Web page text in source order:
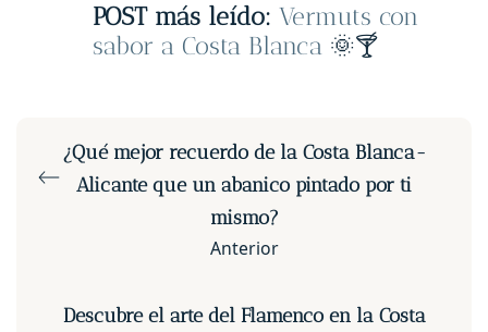
POST más leído: Vermuts con
sabor a Costa Blanca 🌞🍸
¿Qué mejor recuerdo de la Costa Blanca-
Alicante que un abanico pintado por ti
mismo?
Anterior
Descubre el arte del Flamenco en la Costa